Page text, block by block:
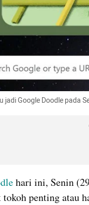
jadi Google Doodle pada
hari ini, Senin
tokoh penting atau